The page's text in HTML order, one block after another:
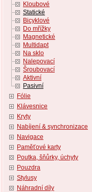
Kloubové
Statické
Bicyklové
Do mřížky
Magnetické
Multidapt
Na sklo
Nalepovací
Šroubovací
Aktivní
Pasivní
Fólie
Klávesnice
Kryty
Nabíjení & synchronizace
Navigace
Paměťové karty
Poutka, šňůrky, úchyty
Pouzdra
Stylusy
Náhradní díly